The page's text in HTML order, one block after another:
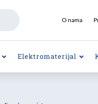
O nama
Elektromaterijal